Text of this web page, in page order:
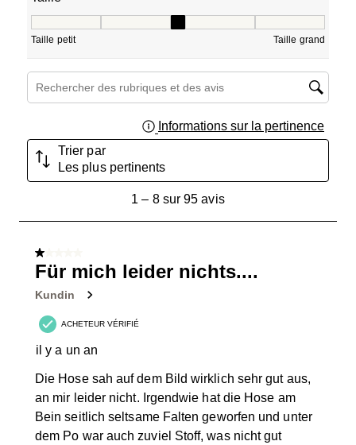
Taille petit Taille grand
Zone de recherche de sujet et d'avis
Informations sur la pertinence
Trier par
Les plus pertinents
sur
avis.
1 – 8 sur 95 avis
1 sur 5 étoiles.
Für mich leider nichts....
Kundin
ACHETEUR VÉRIFIÉ
il y a un an
Die Hose sah auf dem Bild wirklich sehr gut aus,
an mir leider nicht. Irgendwie hat die Hose am
Bein seitlich seltsame Falten geworfen und unter
dem Po war auch zuviel Stoff, was nicht gut